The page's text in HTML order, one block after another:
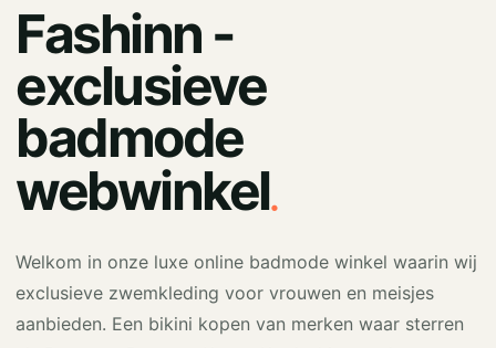
Fashinn -
exclusieve
badmode
webwinkel.
Welkom in onze luxe online badmode winkel waarin wij
exclusieve zwemkleding voor vrouwen en meisjes
aanbieden. Een bikini kopen van merken waar sterren